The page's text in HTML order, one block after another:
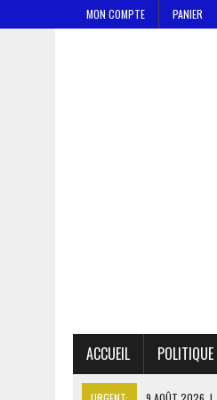
MON COMPTE PANIER
ACCUEIL POLITIQUE